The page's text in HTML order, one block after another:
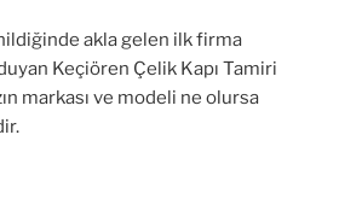
akla gelen ilk firma
Keçiören Çelik Kapı Tamiri
markası ve modeli ne olursa